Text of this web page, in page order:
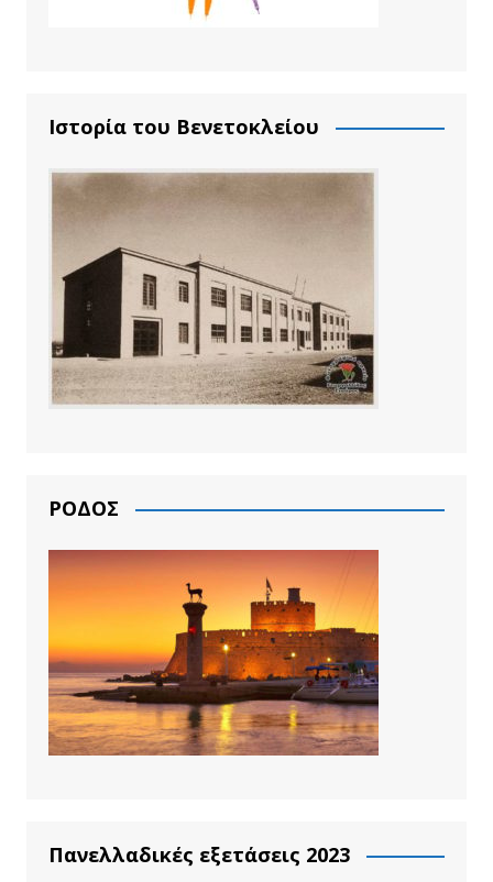
Ιστορία του Βενετοκλείου
ΡΟΔΟΣ
Πανελλαδικές εξετάσεις 2023